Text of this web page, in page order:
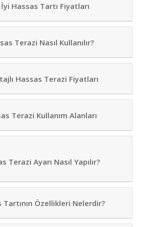
İyi Hassas Tartı Fiyatları
Terazi Nasıl Kullanılır?
Hassas Terazi Fiyatları
Terazi Kullanım Alanları
Terazi Ayarı Nasıl Yapılır?
Tartının Özellikleri Nelerdir?